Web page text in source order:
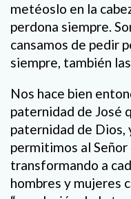
metéoslo en la
perdona siempre.
cansamos de pedir
siempre, también
Nos hace bien
paternidad de José
paternidad de Dios,
permitimos al Señor
transformando a
hombres y mujeres